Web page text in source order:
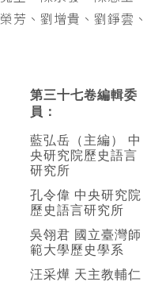
芳、劉增貴、劉錚雲
第三十七卷編輯委
員：
藍弘岳（主編） 中
央研究院歷史語言
研究所
孔令偉 中央研究院
歷史語言研究所
吳翎君 國立臺灣師
範大學歷史學系
汪采燁 天主教輔仁